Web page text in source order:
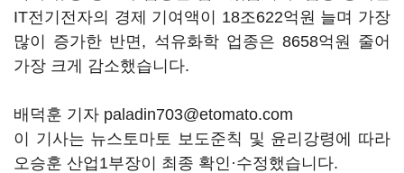
IT전기전자의 경제 기여액이 18조622억원 늘며 가장
많이 증가한 반면, 석유화학 업종은 8658억원 줄어
가장 크게 감소했습니다.
배덕훈 기자 paladin703@etomato.com
이 기사는 뉴스토마토 보도준칙 및 윤리강령에 따라
오승훈 산업1부장이 최종 확인·수정했습니다.